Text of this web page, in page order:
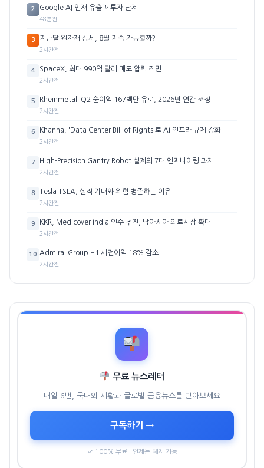
2 Google AI 인재 유출과 투자 난제
48분전
3 지난달 원자재 강세, 8월 지속 가능할까?
2시간전
4 SpaceX, 최대 990억 달러 매도 압력 직면
2시간전
5 Rheinmetall Q2 순이익 167백만 유로, 2026년 연간 조정
2시간전
6 Khanna, 'Data Center Bill of Rights'로 AI 인프라 규제 강화
2시간전
7 High-Precision Gantry Robot 설계의 7대 엔지니어링 과제
2시간전
8 Tesla TSLA, 실적 기대와 위험 병존하는 이유
2시간전
9 KKR, Medicover India 인수 추진, 남아시아 의료시장 확대
2시간전
10 Admiral Group H1 세전이익 18% 감소
2시간전
무료 뉴스레터
매일 6번, 국내외 시황과 글로벌 금융뉴스를 받아보세요
구독하기 →
✓ 100% 무료 · 언제든 해지 가능